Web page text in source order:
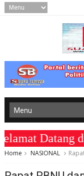
Datang di
Home NASIONAL